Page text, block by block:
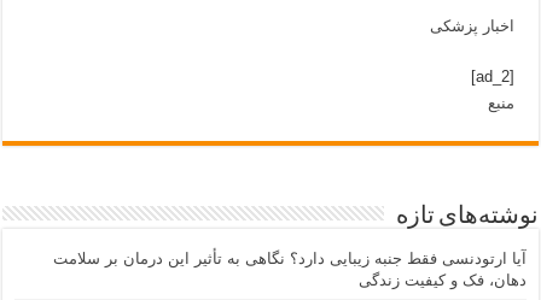
اخبار پزشکی
[ad_2]
منبع
نوشته‌های تازه
آیا ارتودنسی فقط جنبه زیبایی دارد؟ نگاهی به تأثیر این درمان بر سلامت
دهان، فک و کیفیت زندگی